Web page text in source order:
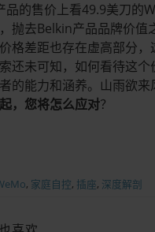
品的售价上看49.9美刀的
抛去Belkin产品品牌价值
格差距也存在虚高部分
还未可知，如何看待这
的能力和涵养。山雨欲来
，您将怎么应对？
, 家庭自控, 插座, 深度解剖